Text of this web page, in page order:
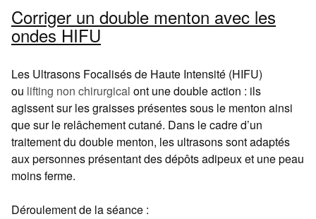
Corriger un double menton avec les
ondes HIFU
Les Ultrasons Focalisés de Haute Intensité (HIFU)
ou lifting non chirurgical ont une double action : ils
agissent sur les graisses présentes sous le menton ainsi
que sur le relâchement cutané. Dans le cadre d’un
traitement du double menton, les ultrasons sont adaptés
aux personnes présentant des dépôts adipeux et une peau
moins ferme.
Déroulement de la séance :